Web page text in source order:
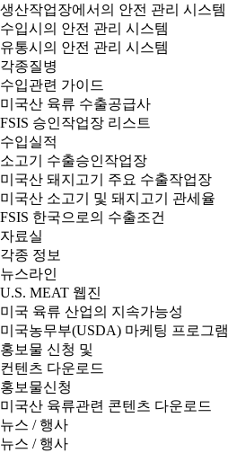
생산작업장에서의 안전 관리 시스템
수입시의 안전 관리 시스템
유통시의 안전 관리 시스템
각종질병
수입관련 가이드
미국산 육류 수출공급사
FSIS 승인작업장 리스트
수입실적
소고기 수출승인작업장
미국산 돼지고기 주요 수출작업장
미국산 소고기 및 돼지고기 관세율
FSIS 한국으로의 수출조건
자료실
각종 정보
뉴스라인
U.S. MEAT 웹진
미국 육류 산업의 지속가능성
미국농무부(USDA) 마케팅 프로그램
홍보물 신청 및
컨텐츠 다운로드
홍보물신청
미국산 육류관련 콘텐츠 다운로드
뉴스 / 행사
뉴스 / 행사